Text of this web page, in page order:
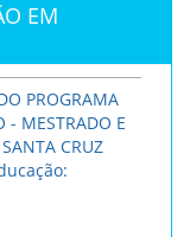
EM
PROGRAMA
- MESTRADO E
CRUZ